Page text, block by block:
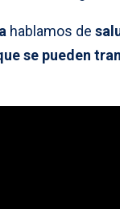
hablamos de
se pueden